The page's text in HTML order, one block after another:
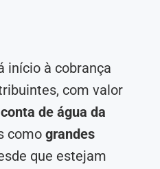
início à cobrança
com valor
conta de água da
como grandes
que estejam